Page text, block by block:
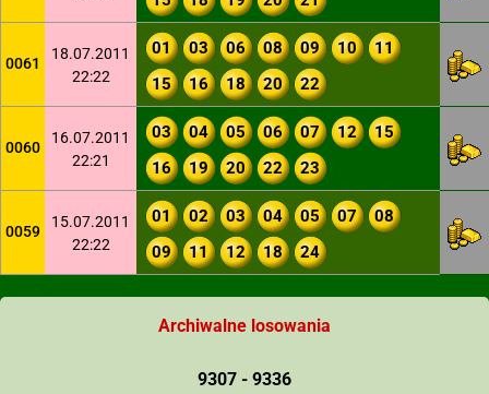
0061
18.07.2011
22:22
01 03 06 08 09 10
11
15
16 18 20 22
0060
16.07.2011
22:21
03 04 05 06 07 12
15
16
19 20 22 23
0059
15.07.2011
22:22
01 02 03 04 05 07
08
09
11 12 18 24
Archiwalne losowania
9307 - 9336